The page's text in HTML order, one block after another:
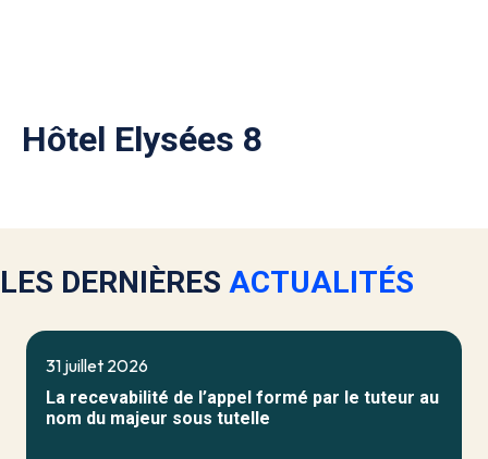
Hôtel Elysées 8
LES DERNIÈRES ACTUALITÉS
31 juillet 2026
La recevabilité de l’appel formé par le tuteur au
nom du majeur sous tutelle